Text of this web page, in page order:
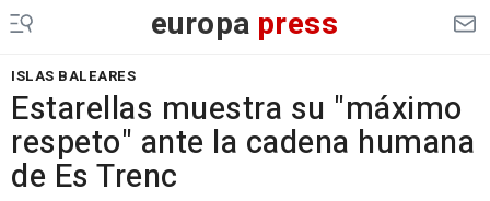
europa press
ISLAS BALEARES
Estarellas muestra su "máximo
respeto" ante la cadena humana
de Es Trenc